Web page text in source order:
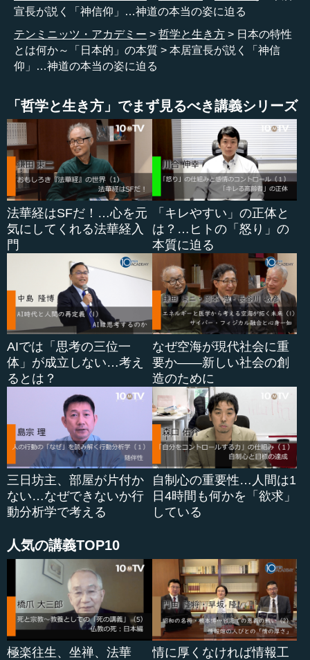
●神の発見と本居宣長
まず第一の伝統ですが、先ほどから言っている神の発見
ないと思います。しかし、神道という言い方は江戸時代に
話すんだったらそれでいいんですけど、現代において、神
道というともう国家神道ということになってしまうわけで
す。私が言っている神道は、国家神道という意味での神道
じゃない。どっちかというと神信仰、要するに古代日本に
生きていた信仰心としての神道を申し上げているのです。
なぜ、そういうふうにことわらなきゃいけないのかとい
うと、戦争中の軍部の勝手極まりない解釈によって、神道
というものの本当の姿が大きくねじ曲げられて理解されて
いるからです。
私は、そういう意味で、どこに立ち返って神道を論ずる
べきかというと、本居宣長です。彼が説いているのは『古
事記』で、これを「ふるごとふみ」と読んでいます。『ふ
るごとふみ』における...
宣長が説く「神信仰」…神道の本当の姿に迫る
テンミニッツ・アカデミー
哲学と生き方
日本の特性
とは何か～「日本的」の本質
本居宣長が説く「神信
仰」…神道の本当の姿に迫る
「哲学と生き方」でまず見るべき講義シリーズ
法華経はSFだ！…心を元
気にしてくれる法華経入
門
「キレやすい」の正体と
は？…ヒトの「怒り」の
本質に迫る
AIでは「思考の三位一
体」が成立しない…考え
るとは？
なぜ空海が現代社会に重
要か――新しい社会の創
造のために
三日坊主、部屋が片付か
ない…なぜできないか行
動分析学で考える
自制心の重要性…人間は1
日4時間も何かを「欲求」
している
人気の講義TOP10
極楽往生、坐禅、法華
情に厚くなければ情報工